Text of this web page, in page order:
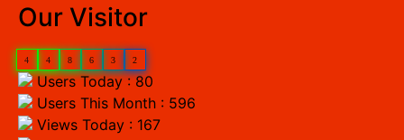
Our Visitor
4 4 8 6 3 2
Users Today : 80
Users This Month : 596
Views Today : 167